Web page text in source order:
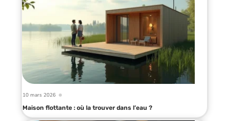
10 mars 2026
Maison flottante : où la trouver dans l’eau ?